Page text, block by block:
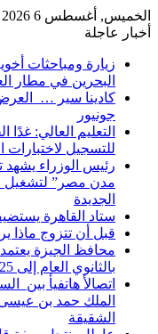
الخميس, أغسطس 6 2026
أخبار عاجلة
زيارة ومباحثات
البحرين في مطار
كادينا سير …
جونيور
التعليم العالي:
للتسجيل لاختبارات
رئيس الوزراء
مدن مصر” لتشغيل
الجديدة
ستاد القاهرة يستضيف مباريات 5
قبل أن تتزوج ماذا
محافظ الجيزة
بالثانوي العام إلى 225 درجة
اتصالأ هاتفيأ بين
الملك حمد بن
الشقيقة